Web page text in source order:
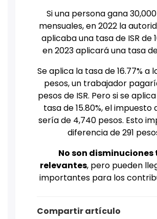
Si una persona gana
mensuales, en 2022 la
aplicaba una tasa de ISR de
en 2023 aplicará una tasa de
Se aplica la tasa de 16.77% a
pesos, un trabajador
pesos de ISR. Pero si se
tasa de 15.80%, el impuesto
sería de 4,740 pesos. Esto
diferencia de 291
No son disminuciones
relevantes, pero pueden
importantes para los
Compartir artículo